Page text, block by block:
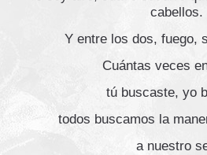
cabellos.
Y entre los dos, fuego,
Cuántas veces
tú buscaste, yo
todos buscamos la
a nuestro